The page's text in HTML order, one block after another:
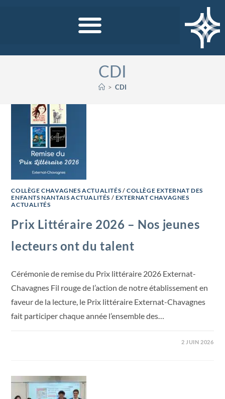
CDI
> CDI
COLLÈGE CHAVAGNES ACTUALITÉS /COLLÈGE EXTERNAT DES
ENFANTS NANTAIS ACTUALITÉS / EXTERNAT CHAVAGNES
ACTUALITÉS
Prix Littéraire 2026 – Nos jeunes
lecteurs ont du talent
Cérémonie de remise du Prix littéraire 2026 Externat-
Chavagnes Fil rouge de l’action de notre établissement en
faveur de la lecture, le Prix littéraire Externat-Chavagnes
fait participer chaque année l’ensemble des…
2 JUIN 2026